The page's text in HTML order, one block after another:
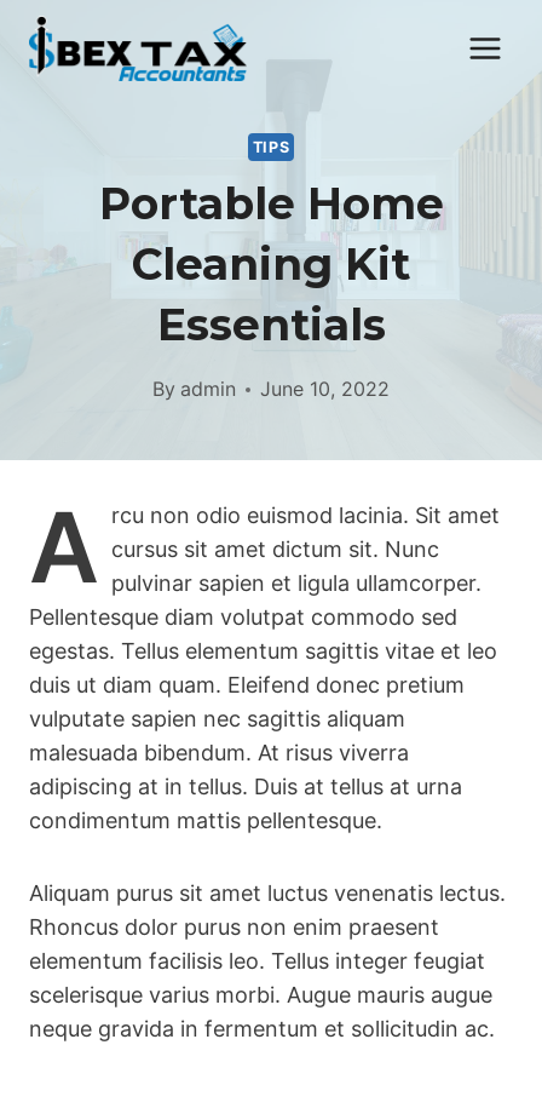
Skip
content
TIPS
Portable Home
Cleaning Kit
Essentials
By admin June 10, 2022
A
rcu non odio euismod lacinia. Sit amet
cursus sit amet dictum sit. Nunc
pulvinar sapien et ligula ullamcorper.
Pellentesque diam volutpat commodo sed
egestas. Tellus elementum sagittis vitae et leo
duis ut diam quam. Eleifend donec pretium
vulputate sapien nec sagittis aliquam
malesuada bibendum. At risus viverra
adipiscing at in tellus. Duis at tellus at urna
condimentum mattis pellentesque.
Aliquam purus sit amet luctus venenatis lectus.
Rhoncus dolor purus non enim praesent
elementum facilisis leo. Tellus integer feugiat
scelerisque varius morbi. Augue mauris augue
neque gravida in fermentum et sollicitudin ac.